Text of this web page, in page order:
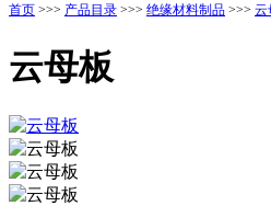
首页 >>> 产品目录 >>> 绝缘材料制品 >>> 云
云母板